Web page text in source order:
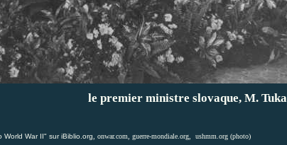
le premier ministre slovaque, M. Tuka
War II" sur iBiblio.org onwar.com guerre-mondiale.org ushmm.org (photo)